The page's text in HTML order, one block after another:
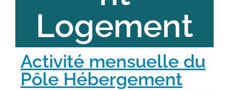
Logement
Activité mensuelle du
Pôle Hébergement